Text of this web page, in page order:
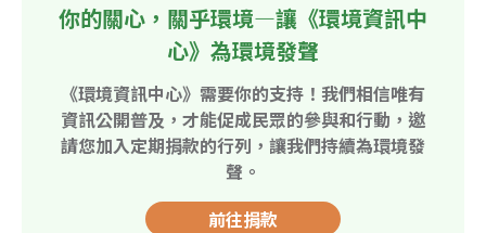
你的關心，關乎環境—讓《環境資訊中
心》為環境發聲
《環境資訊中心》需要你的支持！我們相信唯有
資訊公開普及，才能促成民眾的參與和行動，邀
請您加入定期捐款的行列，讓我們持續為環境發
聲。
前往捐款